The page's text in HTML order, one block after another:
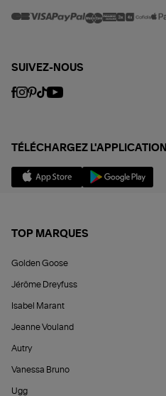
SUIVEZ-NOUS
TÉLÉCHARGEZ L'APPLICATION
TOP MARQUES
Golden Goose
Jérôme Dreyfuss
Isabel Marant
Jeanne Vouland
Autry
Vanessa Bruno
Ugg